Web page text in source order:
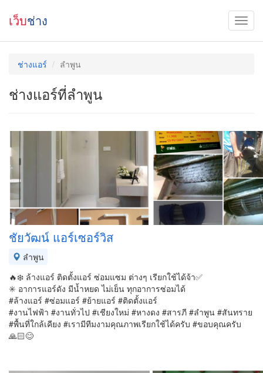
เว็บช่าง
ช่างแอร์ ลำพูน
ช่างแอร์ที่ลำพูน
ชัยวัฒน์ แอร์เซอร์วิส
ลำพูน
🔥❄️ ล้างแอร์ ติดตั้งแอร์ ซ่อมแซม ต่างๆ เรียกใช้ได้จ้า✅
✳️ อาการแอร์ดัง มีน้ำหยด ไม่เย็น ทุกอาการซ่อมได้
#ล้างแอร์ #ซ่อมแอร์ #ย้ายแอร์ #ติดตั้งแอร์
#งานไฟฟ้า #งานทั่วไป #เชียงใหม่ #หางดง #สารภี #ลำพูน #สันทราย
#พื้นที่ใกล้เคียง #เรามีทีมงามคุณภาพเรียกใช้ได้ครับ #ขอบคุณครับ
🙏🏻😊